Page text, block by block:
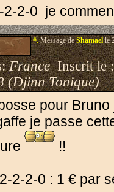
2-2-0 je
#.Message deShamaelle
FranceInscrit le
(Djinn Tonique)
pour
je passe
!!
2-2-0 : 1 € par